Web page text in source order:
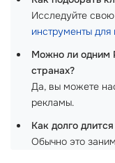
Исследуйте
инструменты
Можно ли одним
странах?
Да, вы можете
рекламы.
Как долго
Обычно это